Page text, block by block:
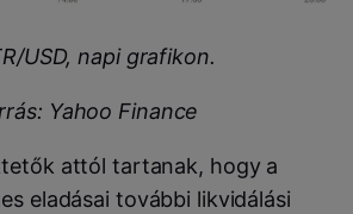
USD, napi grafikon.
Yahoo Finance
attól tartanak, hogy a
eladásai további likvidálási